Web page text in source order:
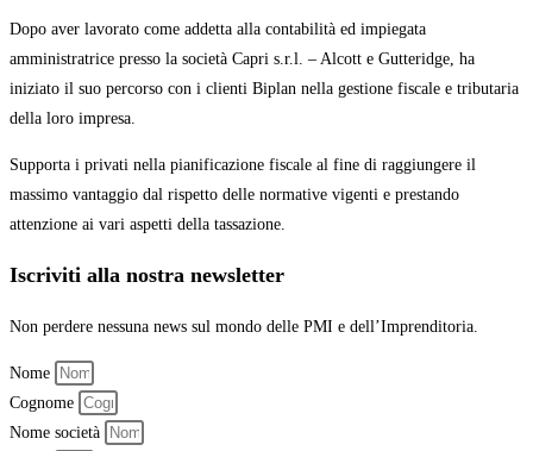
Dopo aver lavorato come addetta alla contabilità ed impiegata
amministratrice presso la società Capri s.r.l. – Alcott e Gutteridge, ha
iniziato il suo percorso con i clienti Biplan nella gestione fiscale e tributaria
della loro impresa.
Supporta i privati nella pianificazione fiscale al fine di raggiungere il
massimo vantaggio dal rispetto delle normative vigenti e prestando
attenzione ai vari aspetti della tassazione.
Iscriviti alla nostra newsletter
Non perdere nessuna news sul mondo delle PMI e dell’Imprenditoria.
Nome
Cognome
Nome società